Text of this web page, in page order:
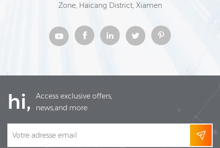
Zone, Haicang District, Xiamen
hi,
Access exclusive offers,
news,and more.